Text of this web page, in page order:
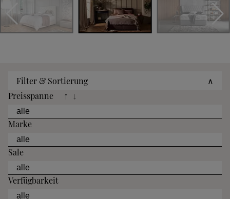
Filter & Sortierung
∧
Preisspanne
↑ ↓
Marke
Sale
Verfügbarkeit